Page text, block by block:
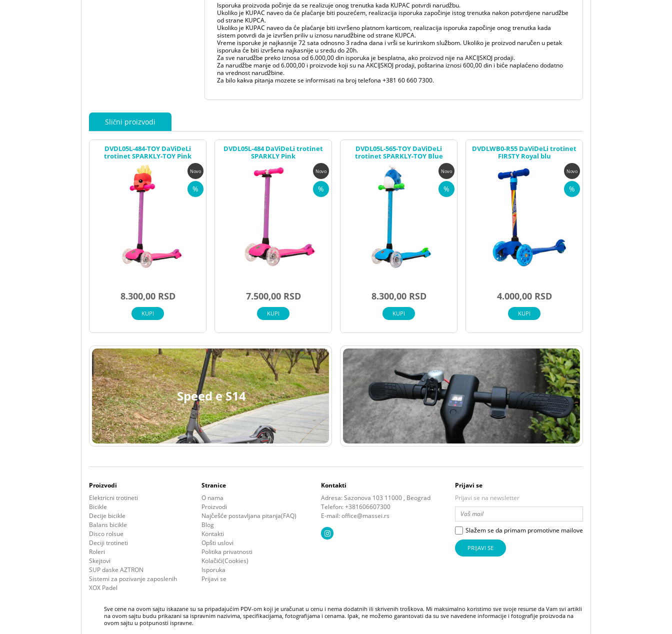
Isporuka proizvoda počinje da se realizuje onog trenutka kada KUPAC potvrdi narudžbu.
Ukoliko je KUPAC naveo da će plaćanje biti pouzećem, realizacija isporuka započinje istog trenutka nakon potvrdjene narudžbe
od strane KUPCA.
Ukoliko je KUPAC naveo da će plaćanje biti izvršeno platnom karticom, realizacija isporuka započinje onog trenutka kada
sistem potvrdi da je izvršen priliv u iznosu narudžbine od strane KUPCA.
Vreme isporuke je najkasnije 72 sata odnosno 3 radna dana i vrši se kurirskom službom. Ukoliko je proizvod naručen u petak
isporuka će biti izvršena najkasnije u sredu do 20h.
Za sve narudžbe preko iznosa od 6.000,00 din isporuka je besplatna, ako proizvod nije na AKCIJSKOJ prodaji.
Za narudžbe manje od 6.000,00 i proizvode koji su na AKCIJSKOJ prodaji, poštarina iznosi 600,00 din i biće naplaćeno dodatno
na vrednost narudžbine.
Za bilo kakva pitanja mozete se informisati na broj telefona +381 60 660 7300.
Slični proizvodi
DVDL05L-484-TOY DaViDeLi
trotinet SPARKLY-TOY Pink
Novo
%
8.300,00 RSD
KUPI
DVDL05L-484 DaViDeLi trotinet
SPARKLY Pink
Novo
%
7.500,00 RSD
KUPI
DVDL05L-565-TOY DaViDeLi
trotinet SPARKLY-TOY Blue
Novo
%
8.300,00 RSD
KUPI
DVDLWB0-R55 DaViDeLi trotinet
FIRSTY Royal blu
Novo
%
4.000,00 RSD
KUPI
Speed e S14
Proizvodi
Elektricni trotineti
Bicikle
Decije bicikle
Balans bicikle
Disco rolsue
Deciji trotineti
Roleri
Skejtovi
SUP daske AZTRON
Sistemi za pozivanje zaposlenih
XOX Padel
Stranice
O nama
Proizvodi
Najčešće postavljana pitanja(FAQ)
Blog
Kontakti
Opšti uslovi
Politika privatnosti
Kolačići(Cookies)
Isporuka
Prijavi se
Kontakti
Adresa: Sazonova 103 11000 , Beograd
Telefon: +381606607300
E-mail: office@massei.rs
Prijavi se
Prijavi se na newsletter
Slažem se da primam promotivne mailove
PRIJAVI SE
Sve cene na ovom sajtu iskazane su sa pripadajućim PDV-om koji je uračunat u cenu i nema dodatnih ili skrivenih troškova. Mi maksimalno koristimo sve svoje resurse da Vam svi artikli
na ovom sajtu budu prikazani sa ispravnim nazivima, specifikacijama, fotografijama i cenama. Ipak, ne možemo garantovati da su sve navedene informacije i fotografije proizvoda na
ovom sajtu u potpunosti ispravne.